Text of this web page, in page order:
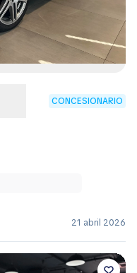
CONCESIONARIO
21 abril 2026